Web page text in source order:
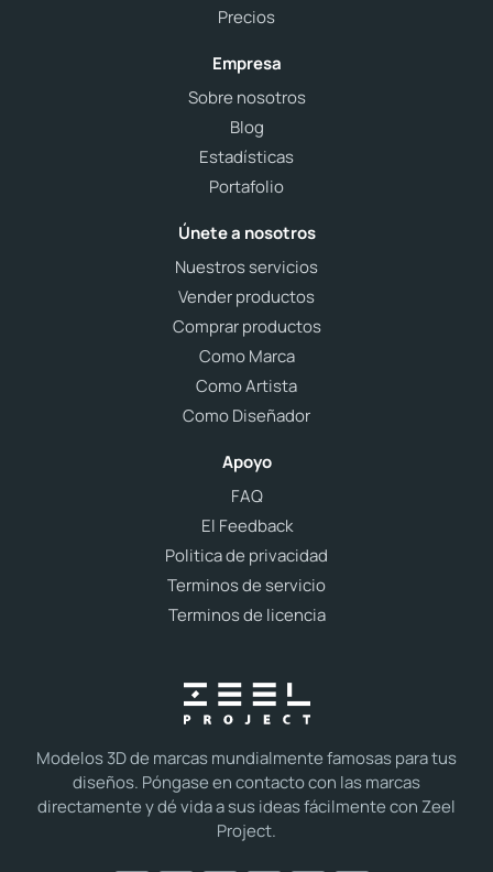
Modelos 3D de marcas mundialmente famosas para tus
diseños. Póngase en contacto con las marcas
directamente y dé vida a sus ideas fácilmente con Zeel
Project.
Precios
Empresa
Sobre nosotros
Blog
Estadísticas
Portafolio
Únete a nosotros
Nuestros servicios
Vender productos
Comprar productos
Como Marca
Como Artista
Como Diseñador
Apoyo
FAQ
El Feedback
Politica de privacidad
Terminos de servicio
Terminos de licencia